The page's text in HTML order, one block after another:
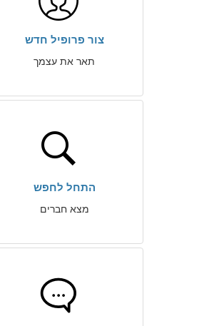
צור פרופיל חדש
תאר את עצמך
התחל לחפש
מצא חברים